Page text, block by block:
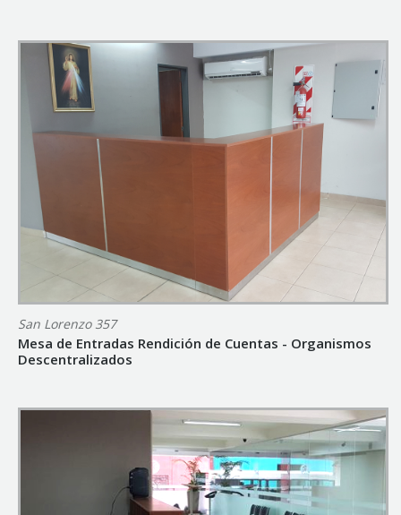
San Lorenzo 357
Mesa de Entradas Rendición de Cuentas - Organismos
Descentralizados